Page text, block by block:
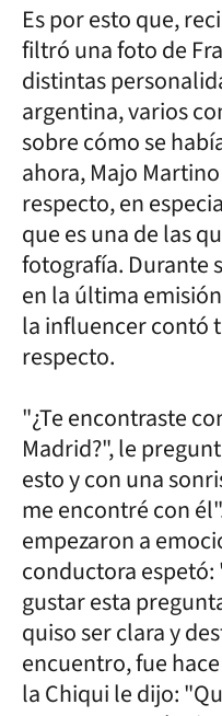
Es por esto que,
filtró una foto de
distintas
argentina, varios
sobre cómo se
ahora, Majo
respecto, en
que es una de las
fotografía. Durante
en la última
la influencer contó
respecto.
"¿Te encontraste
Madrid?", le
esto y con una
me encontré con
empezaron a
conductora espetó:
gustar esta
quiso ser clara y
encuentro, fue
la Chiqui le dijo: